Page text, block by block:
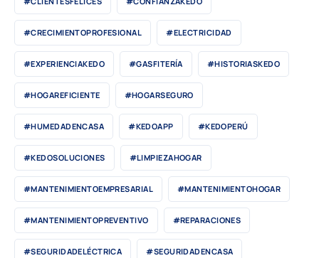
#CRECIMIENTOPROFESIONAL #ELECTRICIDAD
#EXPERIENCIAKEDO #GASFITERÍA #HISTORIASKEDO
#HOGAREFICIENTE #HOGARSEGURO
#HUMEDADENCASA #KEDOAPP #KEDOPERÚ
#KEDOSOLUCIONES #LIMPIEZAHOGAR
#MANTENIMIENTOEMPRESARIAL #MANTENIMIENTOHOGAR
#MANTENIMIENTOPREVENTIVO #REPARACIONES
#SEGURIDADELÉCTRICA #SEGURIDADENCASA